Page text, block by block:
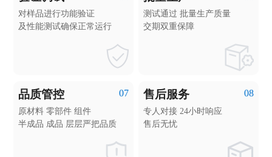
对样品进行功能验证
及性能测试确保正常运行
测试通过 批量生产质量
交期双重保障
品质管控 07
原材料 零部件 组件
半成品 成品 层层严把品质
售后服务 08
专人对接 24小时响应
售后无忧